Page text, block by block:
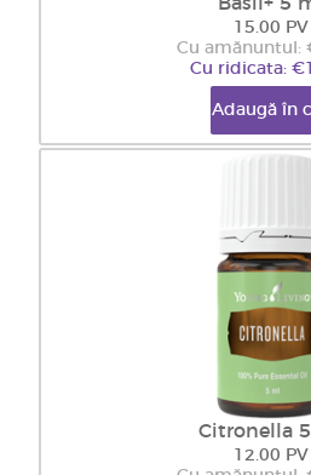
15.00 PV
Cu amănuntul:
Cu ridicata:
Adaugă în
Citronella
12.00 PV